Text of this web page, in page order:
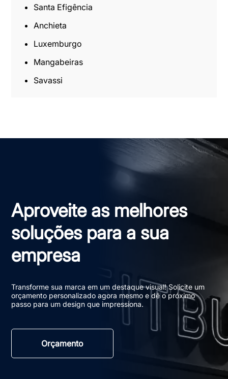
Santa Efigência
Anchieta
Luxemburgo
Mangabeiras
Savassi
Aproveite as melhores
soluções para a sua
empresa
Transforme sua marca em um destaque visual! Solicite um
orçamento personalizado agora mesmo e dê o próximo
passo para um design que impressiona.
Orçamento